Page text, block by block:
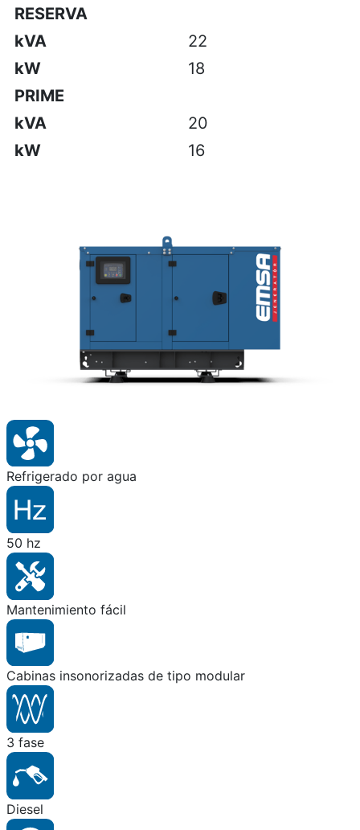
RESERVA
kVA
22
kW
18
PRIME
kVA
20
kW
16
Refrigerado por agua
50 hz
Mantenimiento fácil
Cabinas insonorizadas de tipo modular
3 fase
Diesel